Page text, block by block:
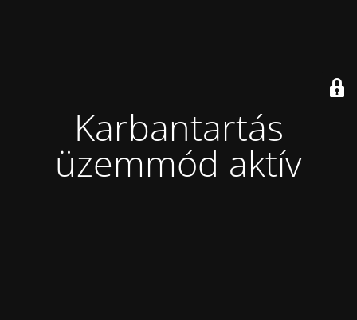
Karbantartás
üzemmód aktív